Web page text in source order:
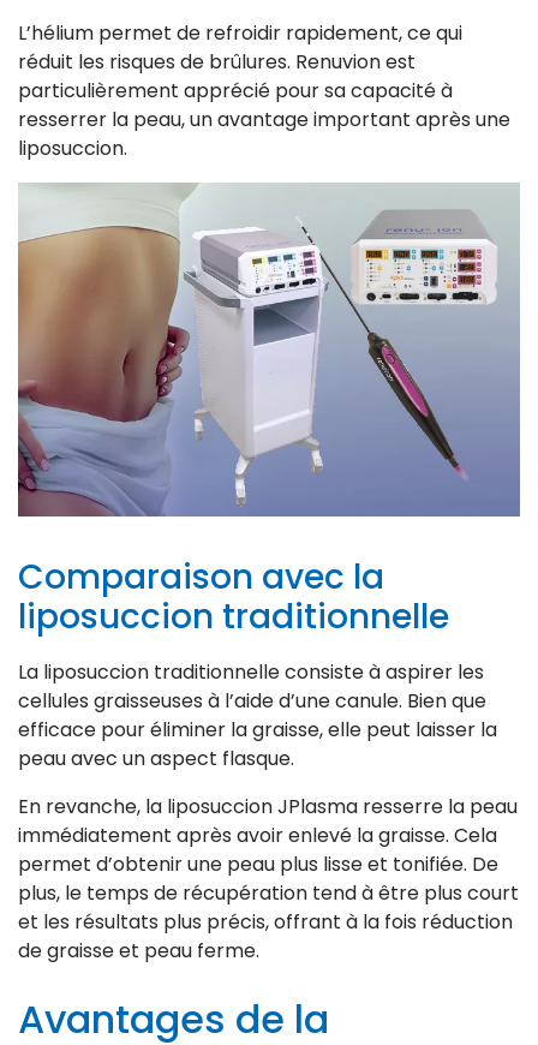
L’hélium permet de refroidir rapidement, ce qui
réduit les risques de brûlures. Renuvion est
particulièrement apprécié pour sa capacité à
resserrer la peau, un avantage important après une
liposuccion.
Comparaison avec la
liposuccion traditionnelle
La liposuccion traditionnelle consiste à aspirer les
cellules graisseuses à l’aide d’une canule. Bien que
efficace pour éliminer la graisse, elle peut laisser la
peau avec un aspect flasque.
En revanche, la liposuccion JPlasma resserre la peau
immédiatement après avoir enlevé la graisse. Cela
permet d’obtenir une peau plus lisse et tonifiée. De
plus, le temps de récupération tend à être plus court
et les résultats plus précis, offrant à la fois réduction
de graisse et peau ferme.
Avantages de la